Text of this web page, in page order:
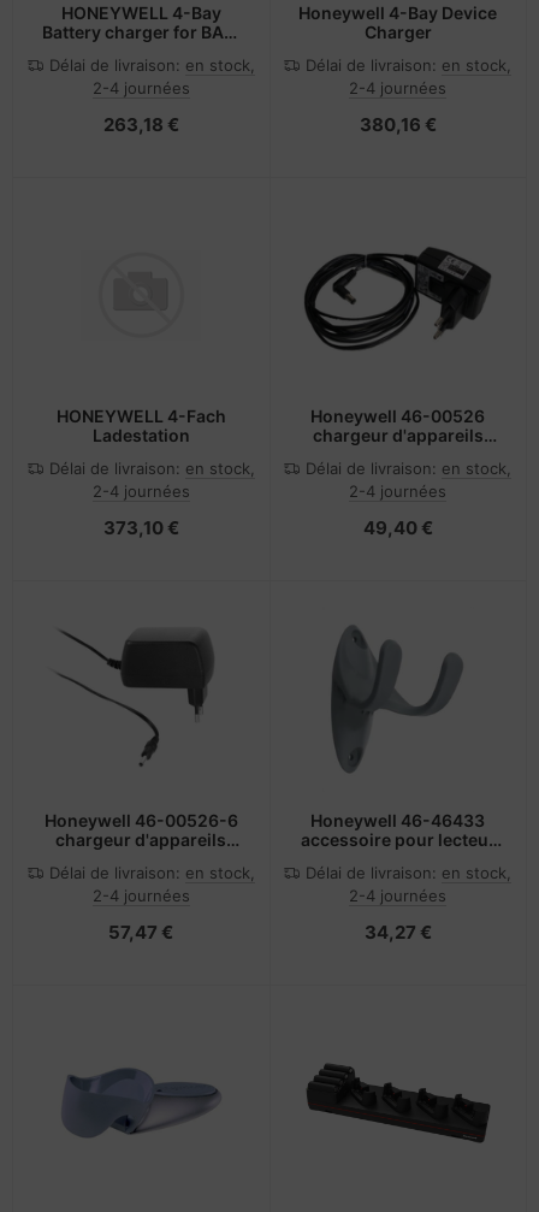
HONEYWELL 4-Bay
Battery charger for BAT-
Délai de livraison: en stock,
2-4 journées
263,18 €
Honeywell 4-Bay Device
Charger
Délai de livraison: en stock,
2-4 journées
380,16 €
HONEYWELL 4-Fach
Ladestation
Délai de livraison: en stock,
2-4 journées
373,10 €
Honeywell 46-00526
chargeur d'appareils
Délai de livraison: en stock,
2-4 journées
49,40 €
Honeywell 46-00526-6
chargeur d'appareils
barre Noir
Délai de livraison: en stock,
2-4 journées
57,47 €
Honeywell 46-46433
accessoire pour lecteur
Délai de livraison: en stock,
2-4 journées
34,27 €